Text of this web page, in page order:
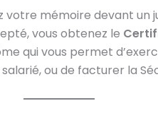
mémoire devant un
vous obtenez le
qui vous permet
ou de facturer la